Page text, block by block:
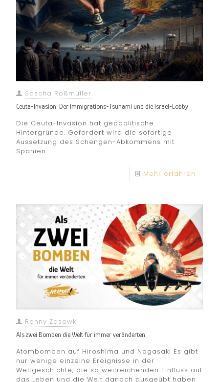
Sascha Roßmüller
Ceuta-Invasion: Der Immigrations-Tsunami und die Israel-Lobby
Die Ceuta-Invasion hat geopolitische
Hintergründe. Gefordert wird die sofortige
Aussetzung des Schengen-Abkommens mit
Spanien.
Mehr erfahren
Ronny Zasowk
Als zwei Bomben die Welt für immer veränderten
Atombomben auf Hiroshima und Nagasaki Es gibt
nur wenige einzelne Ereignisse in der
Weltgeschichte, die so weitreichenden Einfluss auf
das Leben und die Welt danach ausgeübt haben